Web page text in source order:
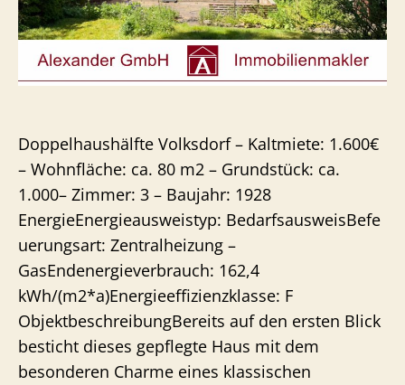
Doppelhaushälfte Volksdorf – Kaltmiete: 1.600€
– Wohnfläche: ca. 80 m2 – Grundstück: ca.
1.000– Zimmer: 3 – Baujahr: 1928
EnergieEnergieausweistyp: BedarfsausweisBefe
uerungsart: Zentralheizung –
GasEndenergieverbrauch: 162,4
kWh/(m2*a)Energieeffizienzklasse: F
ObjektbeschreibungBereits auf den ersten Blick
besticht dieses gepflegte Haus mit dem
besonderen Charme eines klassischen